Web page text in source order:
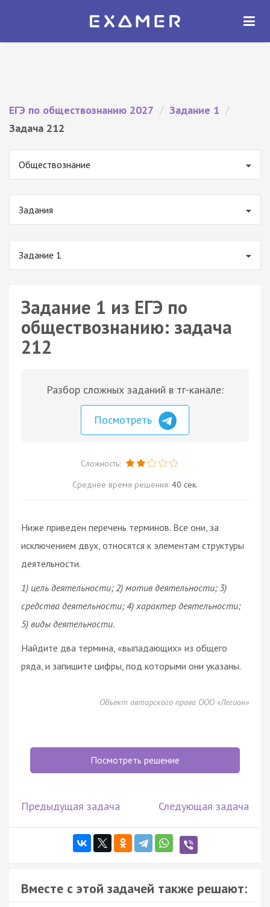
Экзамер — ЕГЭ 2027
ОТКРЫТЬ
ЕГЭ по обществознанию 2027 / Задание 1 /
Задача 212
Обществознание
Задания
Задание 1
Задание 1 из ЕГЭ по
обществознанию: задача
212
Разбор сложных заданий в тг-канале:
Посмотреть
Сложность:
Среднее время решения: 40 сек.
Ниже приведён перечень терминов. Все они, за
исключением двух, относятся к элементам структуры
деятельности.
1) цель деятельности; 2) мотив деятельности; 3)
средства деятельности; 4) характер деятельности;
5) виды деятельности.
Найдите два термина, «выпадающих» из общего
ряда, и запишите цифры, под которыми они указаны.
Объект авторского права ООО «Легион»
Посмотреть решение
Предыдущая задача Следующая задача
Вместе с этой задачей также решают: